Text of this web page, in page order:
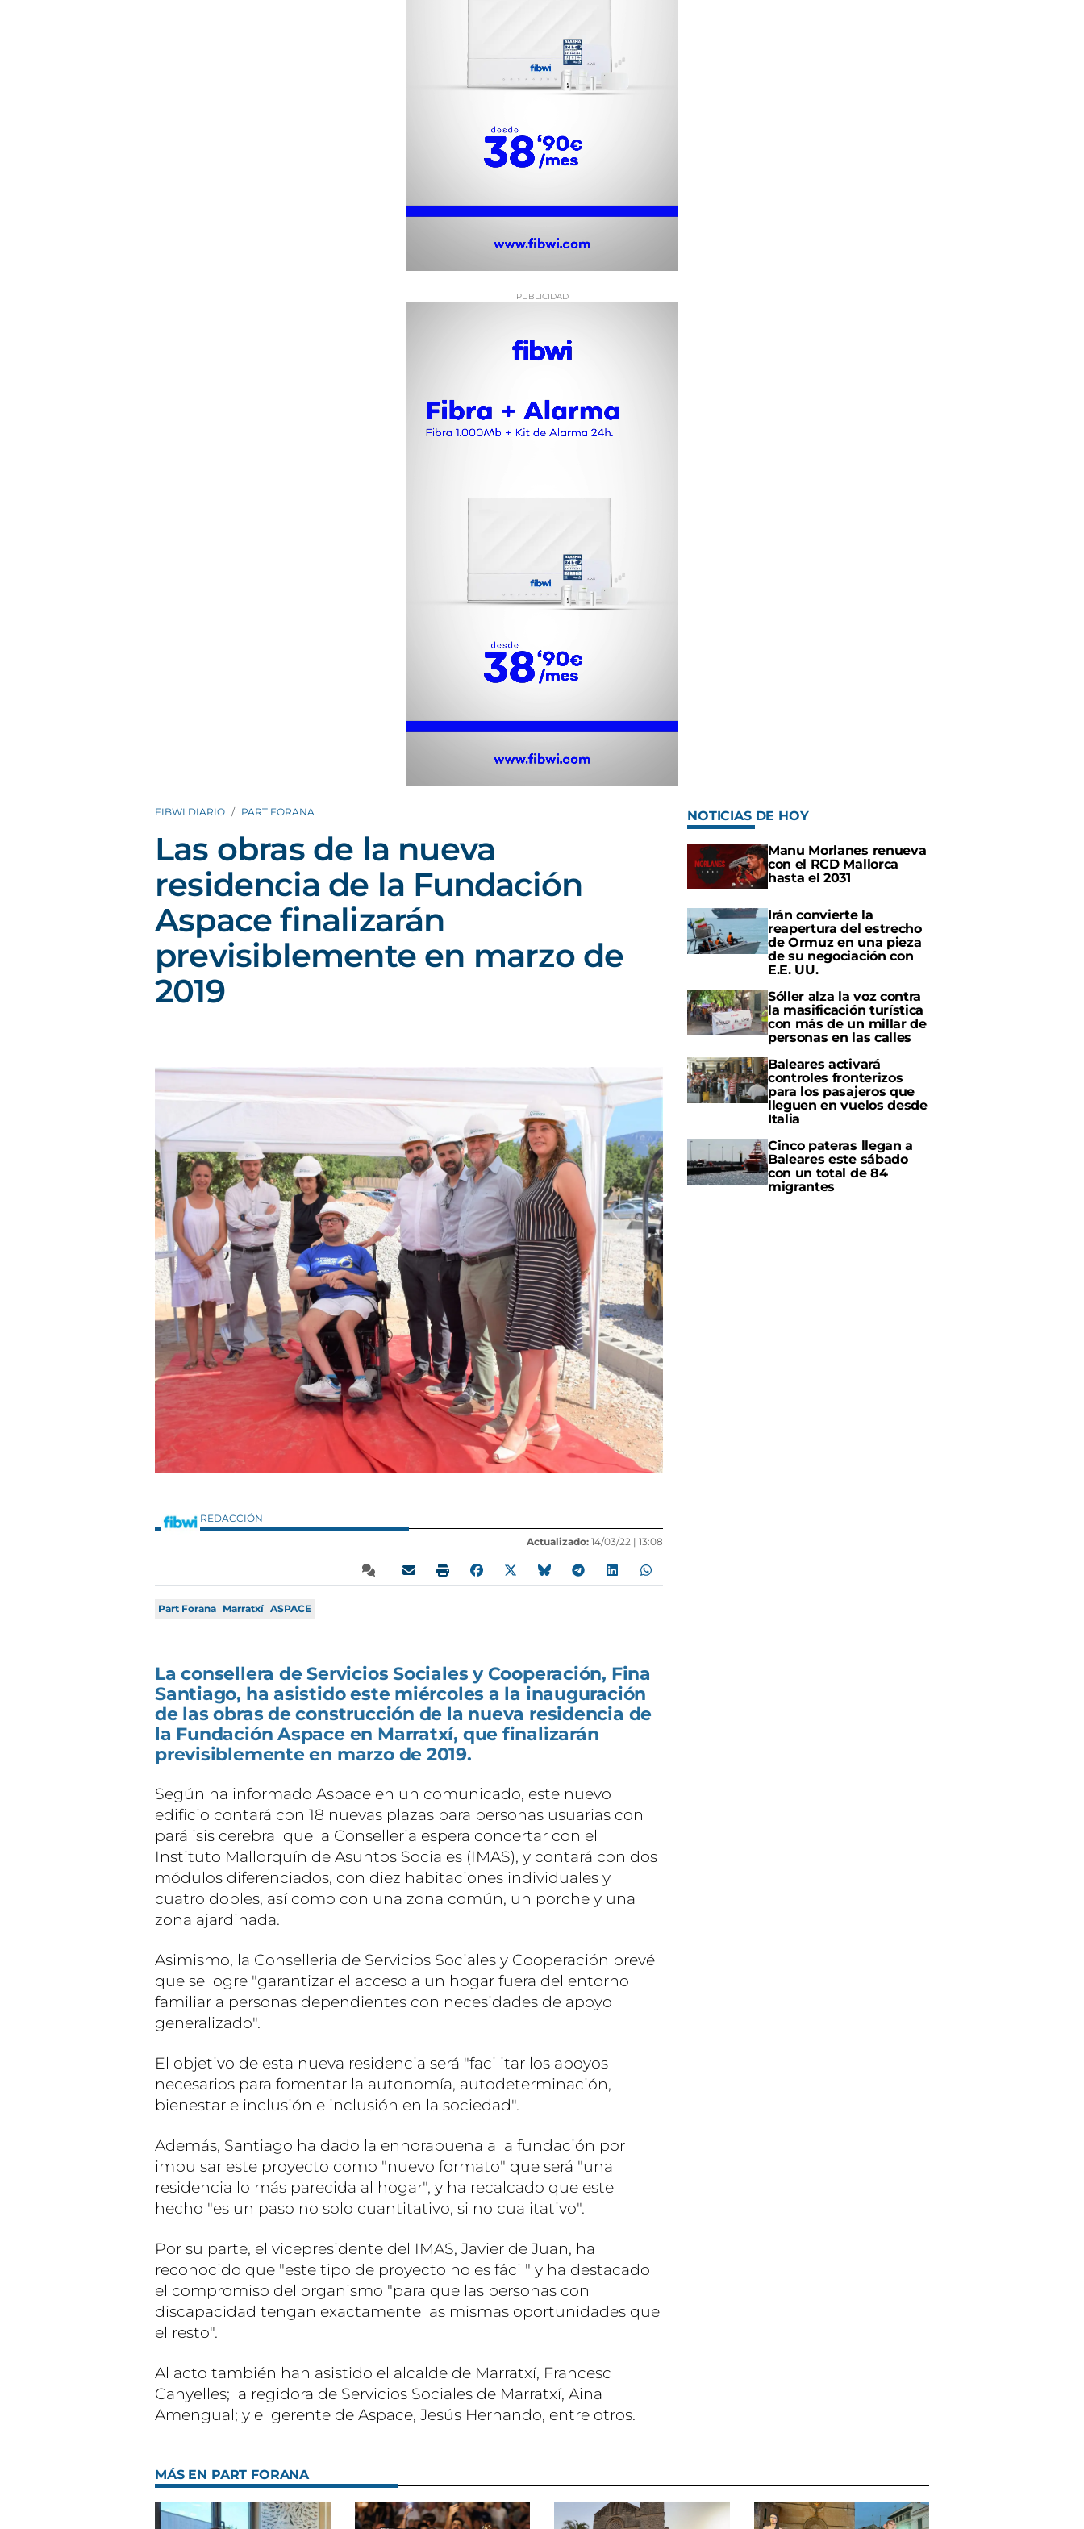
FIBWI DIARIO PART FORANA
Las obras de la nueva
residencia de la Fundación
Aspace finalizarán
previsiblemente en marzo de
2019
REDACCIÓN
Actualizado: 14/03/22 | 13:08
Part Forana Marratxí ASPACE
La consellera de Servicios Sociales y Cooperación, Fina
Santiago, ha asistido este miércoles a la inauguración
de las obras de construcción de la nueva residencia de
la Fundación Aspace en Marratxí, que finalizarán
previsiblemente en marzo de 2019.
Según ha informado Aspace en un comunicado, este nuevo
edificio contará con 18 nuevas plazas para personas usuarias con
parálisis cerebral que la Conselleria espera concertar con el
Instituto Mallorquín de Asuntos Sociales (IMAS), y contará con dos
módulos diferenciados, con diez habitaciones individuales y
cuatro dobles, así como con una zona común, un porche y una
zona ajardinada.
Asimismo, la Conselleria de Servicios Sociales y Cooperación prevé
que se logre "garantizar el acceso a un hogar fuera del entorno
familiar a personas dependientes con necesidades de apoyo
generalizado".
El objetivo de esta nueva residencia será "facilitar los apoyos
necesarios para fomentar la autonomía, autodeterminación,
bienestar e inclusión e inclusión en la sociedad".
Además, Santiago ha dado la enhorabuena a la fundación por
impulsar este proyecto como "nuevo formato" que será "una
residencia lo más parecida al hogar", y ha recalcado que este
hecho "es un paso no solo cuantitativo, si no cualitativo".
Por su parte, el vicepresidente del IMAS, Javier de Juan, ha
reconocido que "este tipo de proyecto no es fácil" y ha destacado
el compromiso del organismo "para que las personas con
discapacidad tengan exactamente las mismas oportunidades que
el resto".
Al acto también han asistido el alcalde de Marratxí, Francesc
Canyelles; la regidora de Servicios Sociales de Marratxí, Aina
Amengual; y el gerente de Aspace, Jesús Hernando, entre otros.
NOTICIAS DE HOY
Manu Morlanes renueva
con el RCD Mallorca
hasta el 2031
Irán convierte la
reapertura del estrecho
de Ormuz en una pieza
de su negociación con
E.E. UU.
Sóller alza la voz contra
la masificación turística
con más de un millar de
personas en las calles
Baleares activará
controles fronterizos
para los pasajeros que
lleguen en vuelos desde
Italia
Cinco pateras llegan a
Baleares este sábado
con un total de 84
migrantes
MÁS EN PART FORANA